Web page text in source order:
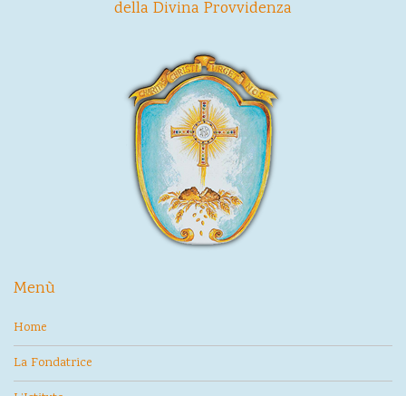
della Divina Provvidenza
Menù
Home
La Fondatrice